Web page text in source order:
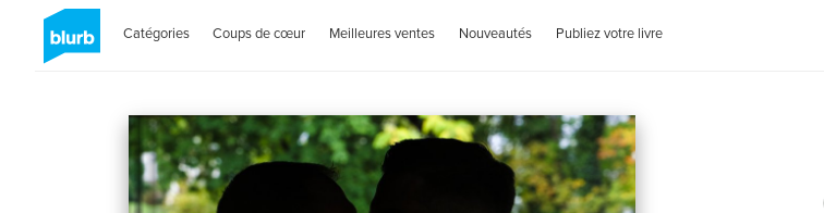
Catégories Coups de cœur Meilleures ventes Nouveautés Publiez votre livre